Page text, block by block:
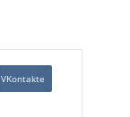
VKontakte